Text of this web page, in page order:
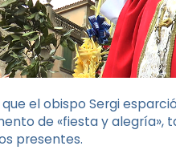
el obispo Sergi
de «fiesta y alegría»,
presentes.